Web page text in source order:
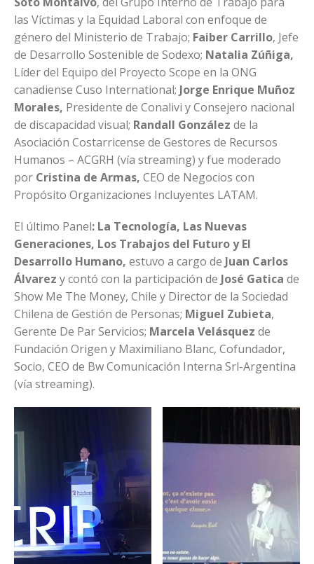
las Víctimas y la Equidad Laboral con enfoque de
género del Ministerio de Trabajo; Faiber Carrillo, Jefe
de Desarrollo Sostenible de Sodexo; Natalia Zúñiga,
Líder del Equipo del Proyecto Scope en la ONG
canadiense Cuso International; Jorge Enrique Muñoz
Morales, Presidente de Conalivi y Consejero nacional
de discapacidad visual; Randall González de la
Asociación Costarricense de Gestores de Recursos
Humanos – ACGRH (vía streaming) y fue moderado
por Cristina de Armas, CEO de Negocios con
Propósito Organizaciones Incluyentes LATAM.
El último Panel: La Tecnología, Las Nuevas
Generaciones, Los Trabajos del Futuro y El
Desarrollo Humano, estuvo a cargo de Juan Carlos
Álvarez y contó con la participación de José Gatica de
Show Me The Money, Chile y Director de la Sociedad
Chilena de Gestión de Personas; Miguel Zubieta,
Gerente De Par Servicios; Marcela Velásquez de
Fundación Origen y Maximiliano Blanc, Cofundador,
Socio, CEO de Bw Comunicación Interna Srl-Argentina
(vía streaming).